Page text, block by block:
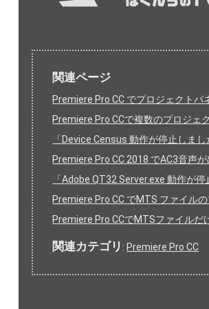
関連ページ
Premiere Pro CC でプロジェクト
Premiere Pro CCで複数のプロジェ
「Device Census 動作が停止しま
Premiere Pro CC 2018 でAC3音声
「Adobe QT32 Server.exe 動作が
Premiere Pro CC でMTS ファイル
Premiere Pro CCでMTSファイル
関連カテゴリ : Premiere Pro CC